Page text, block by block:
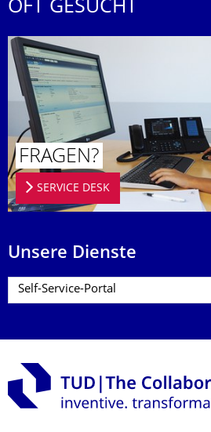
OFT GESUCHT
FRAGEN?
SERVICE DESK
Unsere Dienste